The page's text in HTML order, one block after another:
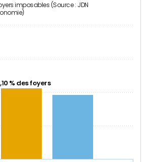
imposables (Source : JDN
% des foyers